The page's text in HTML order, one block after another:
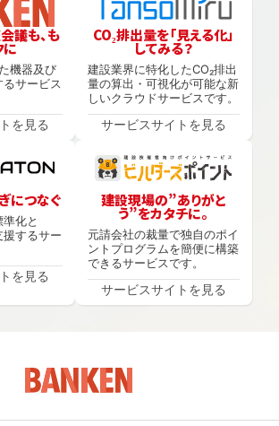
議も、も
に
機器及び
サービス
を見る
CO₂排出量を「見える化」
してみる？
建設業界に特化したCO₂排出
量の算出・可視化が可能な新
しいクラウドサービスです。
サービスサイトを見る
につなぐ
化と
援するサー
を見る
建設現場の”ありがと
う”をカタチに。
元請会社の裁量で独自のポイ
ントプログラムを簡便に構築
できるサービスです。
サービスサイトを見る